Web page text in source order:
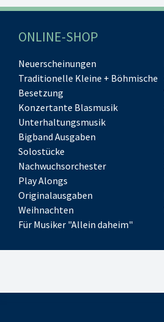
ONLINE-SHOP
Neuerscheinungen
Traditionelle Kleine + Böhmische
Besetzung
Konzertante Blasmusik
Unterhaltungsmusik
Bigband Ausgaben
Solostücke
Nachwuchsorchester
Play Alongs
Originalausgaben
Weihnachten
Für Musiker "Allein daheim"